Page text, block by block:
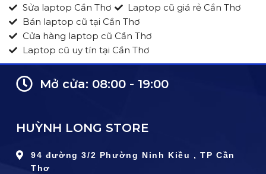
Sửa laptop Cần Thơ
Laptop cũ giá rẻ Cần Thơ
Bán laptop cũ tại Cần Thơ
Cửa hàng laptop cũ Cần Thơ
Laptop cũ uy tín tại Cần Thơ
Mở cửa: 08:00 - 19:00
HUỲNH LONG STORE
94 đường 3/2 Phường Ninh Kiều , TP Cần
Thơ